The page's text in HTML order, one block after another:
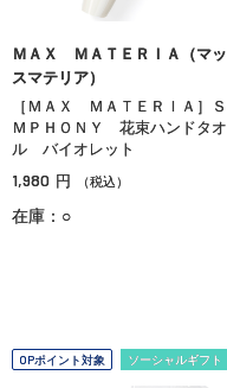
ＭＡＸ ＭＡＴＥＲＩＡ（マ
スマテリア）
［ＭＡＸ ＭＡＴＥＲＩＡ］Ｓ
ＭＰＨＯＮＹ 花束ハンドタオ
ル バイオレット
1,980 円 （税込）
在庫：○
OPポイント対象 ソーシャルギフト